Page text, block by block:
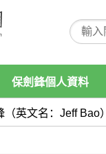
保劍鋒個人資料
（英文名：Jeff Bao）